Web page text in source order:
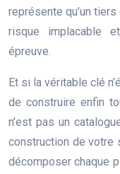
représente qu’un
risque implacable
épreuve.
Et si la véritable clé
de construire enfin
n’est pas un
construction de votre
décomposer chaque